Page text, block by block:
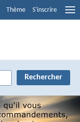
Thème S'inscrire